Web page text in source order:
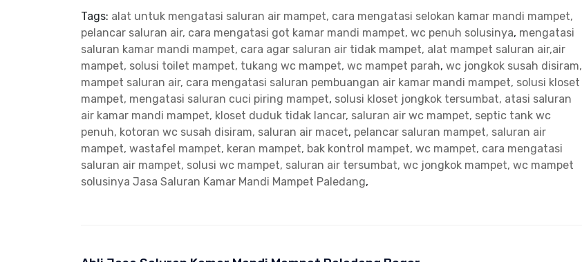
Tags: alat untuk mengatasi saluran air mampet, cara mengatasi selokan kamar mandi mampet,
pelancar saluran air, cara mengatasi got kamar mandi mampet, wc penuh solusinya, mengatasi
saluran kamar mandi mampet, cara agar saluran air tidak mampet, alat mampet saluran air,air
mampet, solusi toilet mampet, tukang wc mampet, wc mampet parah, wc jongkok susah disiram,
mampet saluran air, cara mengatasi saluran pembuangan air kamar mandi mampet, solusi kloset
mampet, mengatasi saluran cuci piring mampet, solusi kloset jongkok tersumbat, atasi saluran
air kamar mandi mampet, kloset duduk tidak lancar, saluran air wc mampet, septic tank wc
penuh, kotoran wc susah disiram, saluran air macet, pelancar saluran mampet, saluran air
mampet, wastafel mampet, keran mampet, bak kontrol mampet, wc mampet, cara mengatasi
saluran air mampet, solusi wc mampet, saluran air tersumbat, wc jongkok mampet, wc mampet
solusinya Jasa Saluran Kamar Mandi Mampet Paledang,